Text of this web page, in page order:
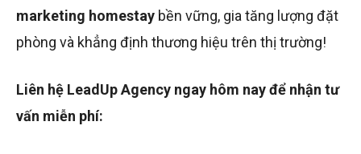
marketing homestay bền vững, gia tăng lượng đặt
phòng và khẳng định thương hiệu trên thị trường!
Liên hệ LeadUp Agency ngay hôm nay để nhận tư
vấn miễn phí: